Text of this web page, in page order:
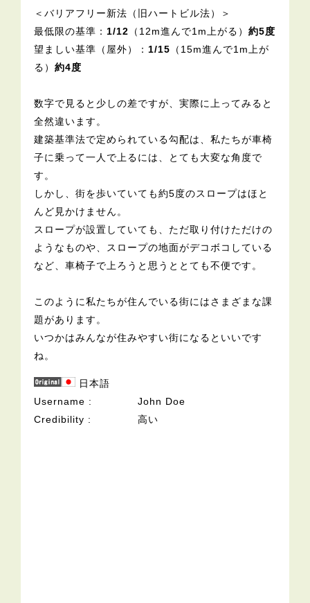
＜バリアフリー新法（旧ハートビル法）＞
最低限の基準： 1/12 （12m進んで1m上がる）約5度
望ましい基準（屋外）： 1/15 （15m進んで1m上が
る）約4度
数字で見ると少しの差ですが、実際に上ってみると
全然違います。
建築基準法で定められている勾配は、私たちが車椅
子に乗って一人で上るには、とても大変な角度で
す。
しかし、街を歩いていても約5度のスロープはほと
んど見かけません。
スロープが設置していても、ただ取り付けただけの
ようなものや、スロープの地面がデコボコしている
など、車椅子で上ろうと思うととても不便です。
このように私たちが住んでいる街にはさまざまな課
題があります。
いつかはみんなが住みやすい街になるといいです
ね。
日本語
Username
John Doe
Credibility
高い